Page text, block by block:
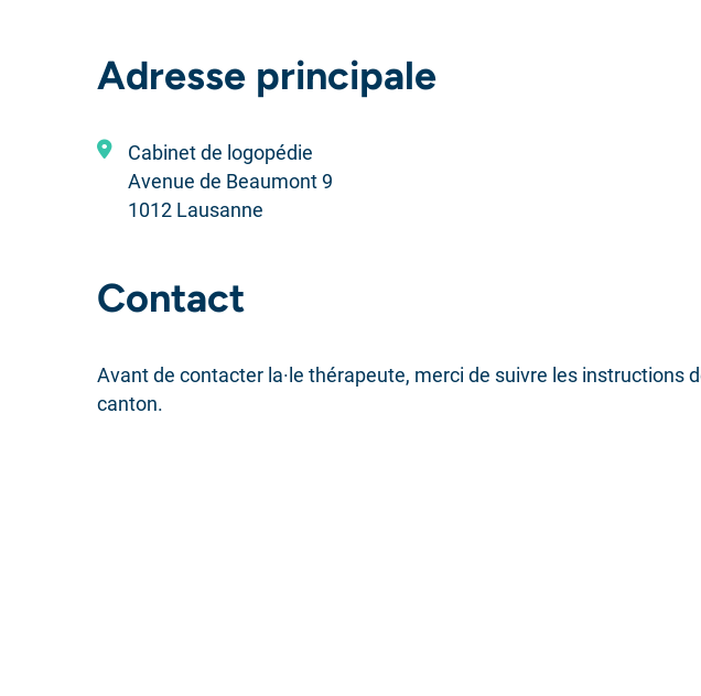
Adresse principale
Cabinet de logopédie
Avenue de Beaumont 9
1012 Lausanne
Contact
Avant de contacter la·le thérapeute, merci de suivre les instructions
canton.